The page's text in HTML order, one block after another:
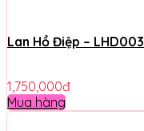
Lan Hồ Điệp – LHD003
1,750,000đ
Mua hàng